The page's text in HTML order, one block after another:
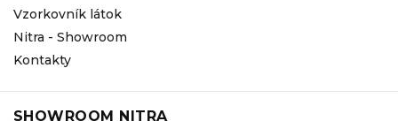
Vzorkovník látok
Nitra - Showroom
Kontakty
SHOWROOM NITRA